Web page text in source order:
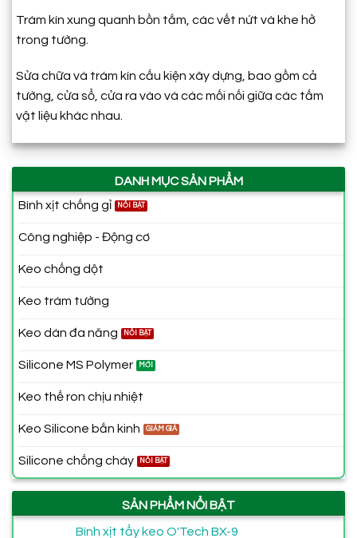
Trám kín xung quanh bồn tắm, các vết nứt và khe hở
trong tường.
Sửa chữa và trám kín cấu kiện xây dựng, bao gồm cả
tường, cửa sổ, cửa ra vào và các mối nối giữa các tấm
vật liệu khác nhau.
DANH MỤC SẢN PHẨM
Bình xịt chống gỉ
Công nghiệp - Động cơ
Keo chống dột
Keo trám tường
Keo dán đa năng
Silicone MS Polymer
Keo thế ron chịu nhiệt
Keo Silicone bắn kinh
Silicone chống cháy
SẢN PHẨM NỔI BẬT
Bình xịt tẩy keo O'Tech BX-9